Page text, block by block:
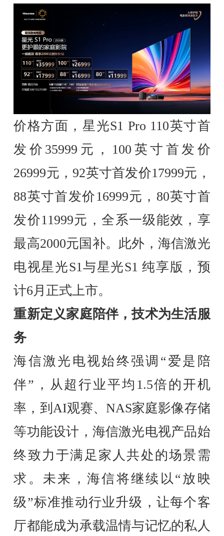
价格方面，星光S1 Pro 110英寸首
发价35999元，100英寸首发价
26999元，92英寸首发价17999元，
88英寸首发价16999元，80英寸首
发价11999元，全系一级能效，享
最高2000元国补。此外，海信激光
电视星光S1与星光S1 纯享版，预
计6月正式上市。
重新定义家庭陪伴，技术为生活服
务
海信激光电视始终强调“爱是陪
伴”，从超行业平均1.5倍的开机
率，到AI观赛、NAS家庭影像存储
等功能设计，海信激光电视产品始
终致力于满足家人共处的场景需
求。未来，海信将继续以“放映
级”标准推动行业升级，让每个客
厅都能成为承载温情与记忆的私人